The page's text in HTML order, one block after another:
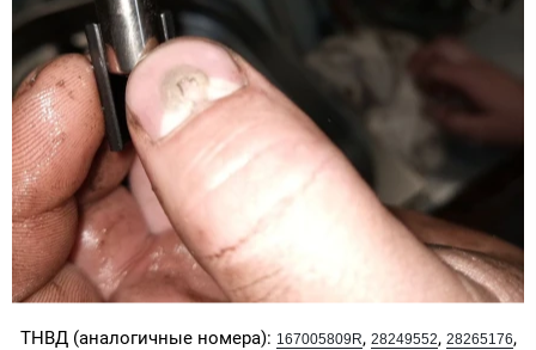
ТНВД (аналогичные номера): 167005809R, 28249552, 28265176,